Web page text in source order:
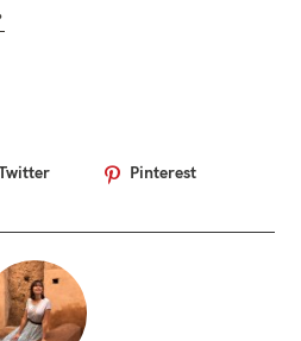
Pinterest